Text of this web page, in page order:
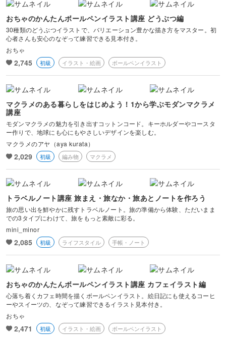
おちゃのかんたんボールペンイラスト講座 どうぶつ編
30種類のどうぶつイラストで、バリエーション豊かな描き方をマスター。初
心者さんも安心のなぞって練習できる見本付き。
おちゃ
2,745 初級 イラスト・絵画 ボールペンイラスト
マクラメのある暮らしをはじめよう！1から学ぶモダンマクラメ
講座
モダンマクラメの魅力を引き出すコットンコード。キーホルダーやコースタ
ー作りで、地球にも心にもやさしいデザインを楽しむ。
マクラメのアヤ（aya kurata）
2,029 初級 編み物 マクラメ
トラベルノート講座 旅まえ・旅なか・旅あとノートを作ろう
旅の思い出を鮮やかに残すトラベルノート。旅の準備から体験、ただいまま
での3タイプにわけて、旅をもっと素敵に彩る。
mini_minor
2,085 初級 ライフスタイル 手帳・ノート
おちゃのかんたんボールペンイラスト講座 カフェイラスト編
心落ち着くカフェ時間を描くボールペンイラスト。絵日記にも使えるコーヒ
ーやスイーツの、なぞって練習できるイラスト見本付き。
おちゃ
2,471 初級 イラスト・絵画 ボールペンイラスト